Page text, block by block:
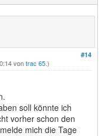
#14
vontrac 65.)
soll könnte ich
vorher schon den
mich die Tage